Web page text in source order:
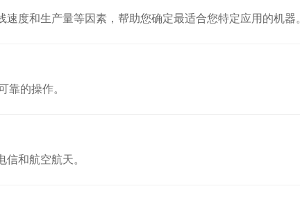
度和生产量等因素，帮助您确定最适合您特定应用的机器。
的操作。
和航空航天。